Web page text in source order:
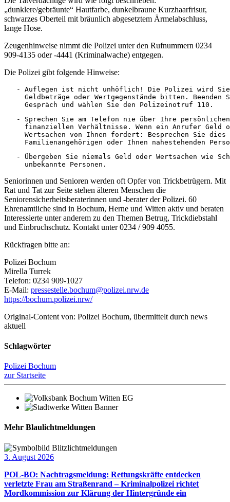
„dunklere/gebräunte“ Hautfarbe, dunkelbraune Kurzhaarfrisur,
schwarzes Oberteil mit bräunlich abgesetztem Ärmelabschluss,
lange Hose.
Zeugenhinweise nimmt die Polizei unter den Rufnummern 0234
909-4135 oder -4441 (Kriminalwache) entgegen.
Die Polizei gibt folgende Hinweise:
- Auflegen ist nicht unhöflich! Die Polizei wird
Geldbeträge oder Wertgegenstände bitten. Beenden
     Gespräch und wählen Sie den Polizeinotruf 110.
- Sprechen Sie am Telefon nie über Ihre
finanziellen Verhältnisse. Wenn ein Anrufer Geld
Wertsachen von Ihnen fordert: Besprechen Sie
Familienangehörigen oder Ihnen nahestehenden
- Übergeben Sie niemals Geld oder Wertsachen wie
     unbekannte Personen.
Seniorinnen und Senioren werden oft Opfer von Trickbetrügern. Mit
Rat und Tat zur Seite stehen älteren Menschen die
Seniorensicherheitsberaterinnen und -berater der Polizei. 60
Ehrenamtliche sind in Bochum, Herne und Witten aktiv und beraten
Interessierte unter anderem zu den Themen Betrug, Trickdiebstahl
und Einbruchschutz. Kontakt unter 0234 / 909 4055.
Rückfragen bitte an:
Polizei Bochum
Mirella Turrek
Telefon: 0234 909-1027
E-Mail: pressestelle.bochum@polizei.nrw.de
https://bochum.polizei.nrw/
Original-Content von: Polizei Bochum, übermittelt durch news
aktuell
Schlagwörter
Polizei Bochum
zur Startseite
Mehr Blaulichtmeldungen
3. August 2026
POL-BO: Nachtragsmeldung: Rettungskräfte entdecken
verletzte Frau am Straßenrand – Kriminalpolizei richtet
Mordkommission zur Klärung der Hintergründe ein